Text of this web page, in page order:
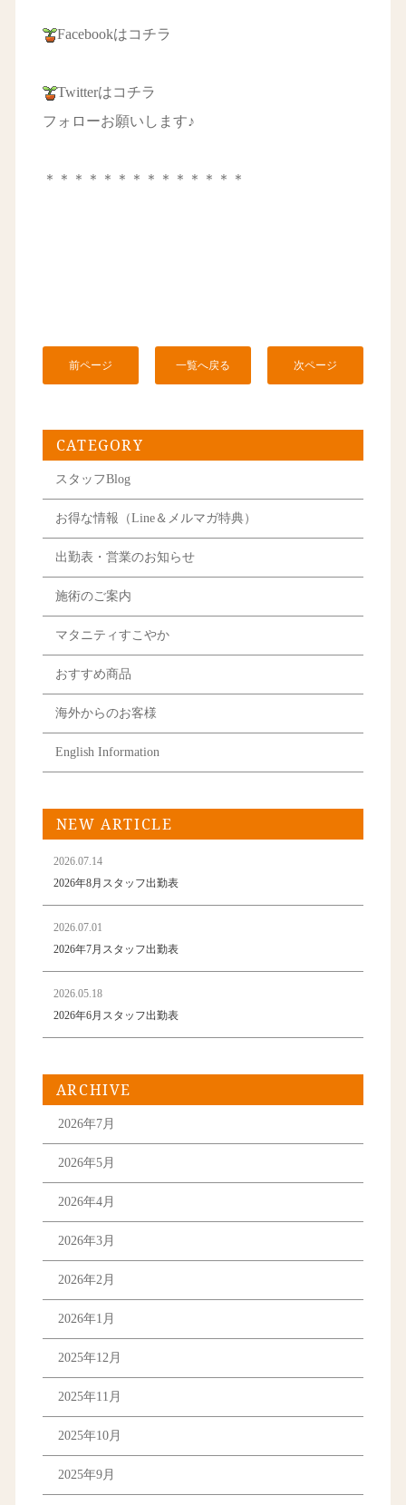
Facebookはコチラ
Twitterはコチラ
フォローお願いします♪
＊＊＊＊＊＊＊＊＊＊＊＊＊＊
前ページ 一覧へ戻る 次ページ
CATEGORY
スタッフBlog
お得な情報（Line＆メルマガ特典）
出勤表・営業のお知らせ
施術のご案内
マタニティすこやか
おすすめ商品
海外からのお客様
English Information
NEW ARTICLE
2026.07.14
2026年8月スタッフ出勤表
2026.07.01
2026年7月スタッフ出勤表
2026.05.18
2026年6月スタッフ出勤表
ARCHIVE
2026年7月
2026年5月
2026年4月
2026年3月
2026年2月
2026年1月
2025年12月
2025年11月
2025年10月
2025年9月